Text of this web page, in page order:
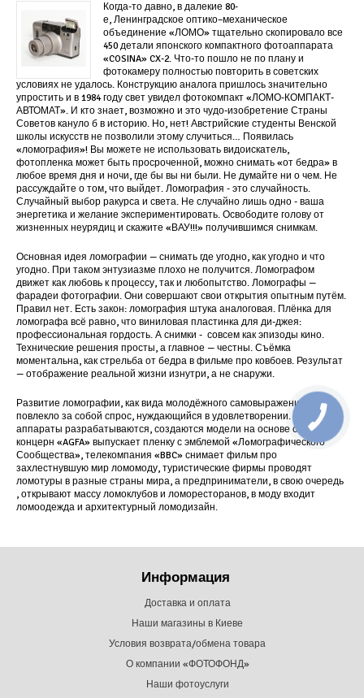
Когда-то давно, в далекие 80-
е, Ленинградское оптико–механическое
объединение «ЛОМО» тщательно скопировало все
450 детали японского компактного фотоаппарата
«COSINA» CX-2. Что-то пошло не по плану и
фотокамеру полностью повторить в советских
условиях не удалось. Конструкцию аналога пришлось значительно
упростить и в 1984 году свет увидел фотокомпакт «ЛОМО-КОМПАКТ-
АВТОМАТ». И кто знает, возможно и это чудо-изобретение Страны
Советов кануло б в историю. Но, нет! Австрийские студенты Венской
школы искусств не позволили этому случиться… Появилась
«ломография»! Вы можете не использовать видоискатель,
фотопленка может быть просроченной, можно снимать «от бедра» в
любое время дня и ночи, где бы вы ни были. Не думайте ни о чем. Не
рассуждайте о том, что выйдет. Ломография - это случайность.
Случайный выбор ракурса и света. Не случайно лишь одно - ваша
энергетика и желание экспериментировать. Освободите голову от
жизненных неурядиц и скажите «ВАУ!!!» получившимся снимкам.
Основная идея ломографии — снимать где угодно, как угодно и что
угодно. При таком энтузиазме плохо не получится. Ломографом
движет как любовь к процессу, так и любопытство. Ломографы —
фарадеи фотографии. Они совершают свои открытия опытным путём.
Правил нет. Есть закон: ломография штука аналоговая. Плёнка для
ломографа всё равно, что виниловая пластинка для ди-джея:
профессиональная гордость. А снимки - совсем как эпизоды кино.
Технические решения просты, а главное — честны. Съёмка
моментальна, как стрельба от бедра в фильме про ковбоев. Результат
— отображение реальной жизни изнутри, а не снаружи.
Развитие ломографии, как вида молодёжного самовыражения,
повлекло за собой спрос, нуждающийся в удовлетворении. Новые
аппараты разрабатываются, создаются модели на основе старых,
концерн «AGFA» выпускает пленку с эмблемой «Лoмографического
Сообщества», телекомпания «BBC» снимает фильм про
захлестнувшую мир ломомоду, туристические фирмы проводят
ломотуры в разные страны мира, а предприниматели, в свою очередь
, открывают массу ломоклубов и ломоресторанов, в моду входит
ломоодежда и архитектурный ломодизайн.
Информация
Доставка и оплата
Наши магазины в Киеве
Условия возврата/обмена товара
О компании «ФОТОФОНД»
Наши фотоуслуги